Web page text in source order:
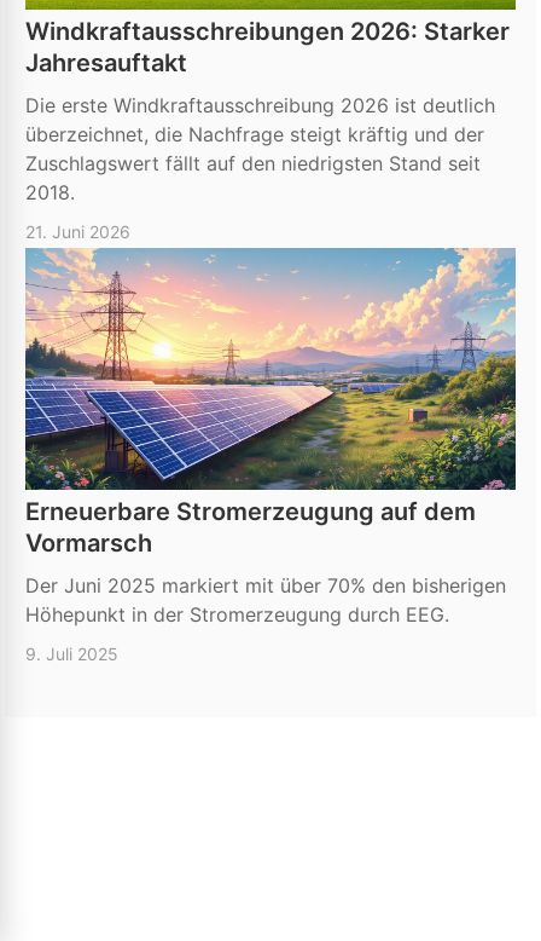
Windkraftausschreibungen 2026: Starker
Jahresauftakt
Die erste Windkraftausschreibung 2026 ist deutlich
überzeichnet, die Nachfrage steigt kräftig und der
Zuschlagswert fällt auf den niedrigsten Stand seit
2018.
21. Juni 2026
Erneuerbare Stromerzeugung auf dem
Vormarsch
Der Juni 2025 markiert mit über 70% den bisherigen
Höhepunkt in der Stromerzeugung durch EEG.
9. Juli 2025